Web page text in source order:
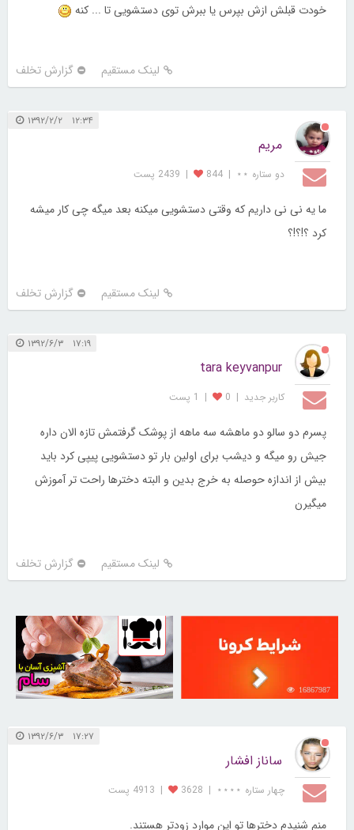
خودت قبلش ازش بپرس یا ببرش توی دستشویی تا ... کنه
لینک مستقیم گزارش تخلف
۱۲:۳۴ ۱۳۹۲/۲/۲
مریم
دو ستاره ⋆⋆ |
844
| 2439 پست
ما یه نی نی داریم که وقتی دستشویی میکنه بعد میگه چی کار میشه
کرد ؟!؟!؟
لینک مستقیم گزارش تخلف
۱۷:۱۹ ۱۳۹۲/۶/۳
tara keyvanpur
کاربر جديد |
0
| 1 پست
پسرم دو سالو دو ماهشه سه ماهه از پوشک گرفتمش تازه الان داره
جیش رو میگه و دیشب برای اولین بار تو دستشویی پیپی کرد باید
بیش از اندازه حوصله به خرج بدین و البته دخترها راحت تر آموزش
میگیرن
لینک مستقیم گزارش تخلف
16867987
30254782
۱۷:۲۷ ۱۳۹۲/۶/۳
ساناز افشار
چهار ستاره ⋆⋆⋆⋆ |
3628
| 4913 پست
منم شنیدم دخترها تو این موارد زودتر هستند.